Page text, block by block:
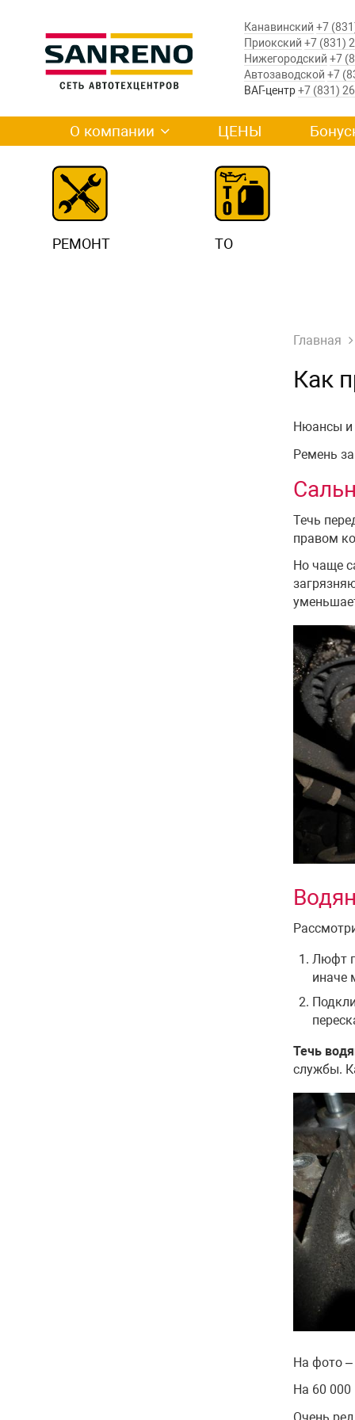
Канавинский +7
Приокский +7 (831)
Нижегородский +7
Автозаводской +7
ВАГ-центр+7 (831)
О компании ЦЕНЫ
РЕМОНТ ТО
Главная
Как
Нюансы и
Ремень
Течь
правом
Но чаще
Люфт
иначе
Течь
службы.
На фото –
На 60 000
Очень